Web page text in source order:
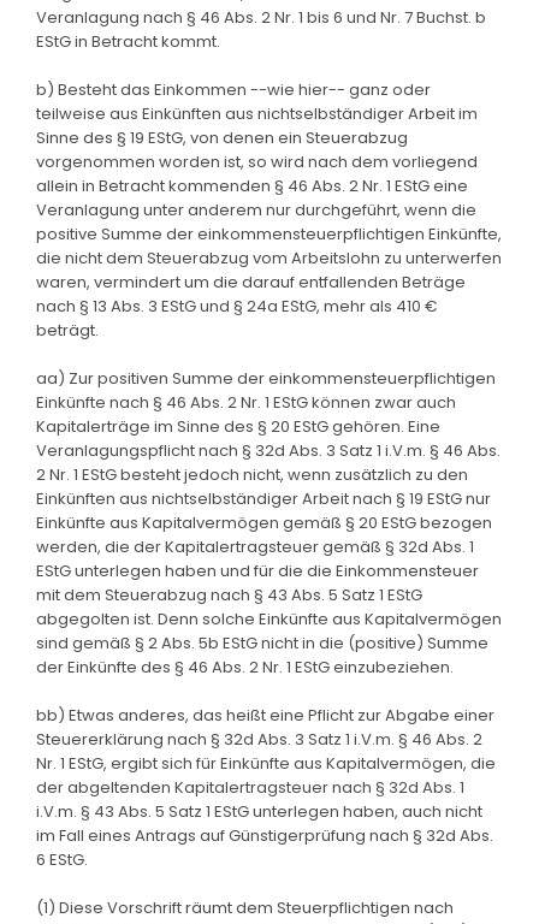
Veranlagung nach § 46 Abs. 2 Nr. 1 bis 6 und Nr. 7 Buchst. b
EStG in Betracht kommt.
b) Besteht das Einkommen --wie hier-- ganz oder
teilweise aus Einkünften aus nichtselbständiger Arbeit im
Sinne des § 19 EStG, von denen ein Steuerabzug
vorgenommen worden ist, so wird nach dem vorliegend
allein in Betracht kommenden § 46 Abs. 2 Nr. 1 EStG eine
Veranlagung unter anderem nur durchgeführt, wenn die
positive Summe der einkommensteuerpflichtigen Einkünfte,
die nicht dem Steuerabzug vom Arbeitslohn zu unterwerfen
waren, vermindert um die darauf entfallenden Beträge
nach § 13 Abs. 3 EStG und § 24a EStG, mehr als 410 €
beträgt.
aa) Zur positiven Summe der einkommensteuerpflichtigen
Einkünfte nach § 46 Abs. 2 Nr. 1 EStG können zwar auch
Kapitalerträge im Sinne des § 20 EStG gehören. Eine
Veranlagungspflicht nach § 32d Abs. 3 Satz 1 i.V.m. § 46 Abs.
2 Nr. 1 EStG besteht jedoch nicht, wenn zusätzlich zu den
Einkünften aus nichtselbständiger Arbeit nach § 19 EStG nur
Einkünfte aus Kapitalvermögen gemäß § 20 EStG bezogen
werden, die der Kapitalertragsteuer gemäß § 32d Abs. 1
EStG unterlegen haben und für die die Einkommensteuer
mit dem Steuerabzug nach § 43 Abs. 5 Satz 1 EStG
abgegolten ist. Denn solche Einkünfte aus Kapitalvermögen
sind gemäß § 2 Abs. 5b EStG nicht in die (positive) Summe
der Einkünfte des § 46 Abs. 2 Nr. 1 EStG einzubeziehen.
bb) Etwas anderes, das heißt eine Pflicht zur Abgabe einer
Steuererklärung nach § 32d Abs. 3 Satz 1 i.V.m. § 46 Abs. 2
Nr. 1 EStG, ergibt sich für Einkünfte aus Kapitalvermögen, die
der abgeltenden Kapitalertragsteuer nach § 32d Abs. 1
i.V.m. § 43 Abs. 5 Satz 1 EStG unterlegen haben, auch nicht
im Fall eines Antrags auf Günstigerprüfung nach § 32d Abs.
6 EStG.
(1) Diese Vorschrift räumt dem Steuerpflichtigen nach